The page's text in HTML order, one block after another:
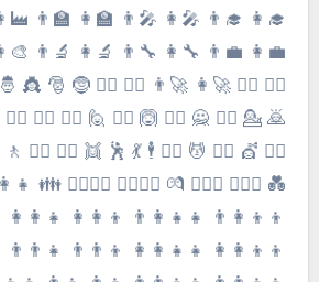
👩‍🏫 👨‍🏫 👩‍🏭 👨‍🏭 👩‍💻 👨‍💻
👩‍🔬 👨‍🔬 👩‍🎨 👨‍🎨 👩‍🚒 👨‍🚒
👩‍⚖️ 👨‍⚖️ 🤶 🎅 👸 🤴 👰 🤵 👼 🤰 🙇‍♀️
🙆‍♂️ 🙋 🙋‍♂️ 🤦‍♀️ 🤦‍♂️ 🤷‍♀️ 🤷‍♂️ 🙎 🙎‍♂️ 🙍
🕴 💃 🕺 👯 👯‍♂️ 🚶‍♀️ 🚶 🏃‍♀️ 🏃 👫 👭 👬
💏 👩‍❤️‍💋‍👩 👨‍❤️‍💋‍👨 👪 👨‍👩‍👧 👨‍👩‍👧‍👦
👨‍👩‍👧‍👧 👩‍👩‍👦 👩‍👩‍👧 👩‍👩‍👧‍👦
👩‍👩‍👧‍👧 👨‍👨‍👦 👨‍👨‍👧 👨‍👨‍👧‍👦